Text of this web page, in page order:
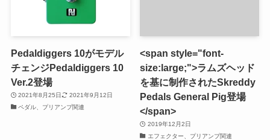
Pedaldiggers 10がモデル
チェンジPedaldiggers 10
Ver.2登場
2021年8月25日
2021年9月12日
ペダル、プリアンプ関連
<span style="font-
size:large;">ラムズヘッド
を基に制作されたSkreddy
Pedals General Pig登場
</span>
2019年12月2日
エフェクター、プリアンプ関連